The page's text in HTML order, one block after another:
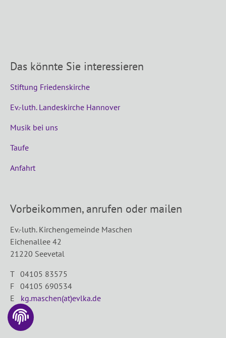
Das könnte Sie interessieren
Stiftung Friedenskirche
Ev.-luth. Landeskirche Hannover
Musik bei uns
Taufe
Anfahrt
Vorbeikommen, anrufen oder mailen
Ev.-luth. Kirchengemeinde Maschen
Eichenallee 42
21220 Seevetal
T 04105 83575
F 04105 690534
E kg.maschen(at)evlka.de